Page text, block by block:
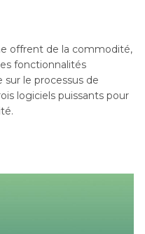
offrent de la commodité,
fonctionnalités
le processus de
logiciels puissants pour